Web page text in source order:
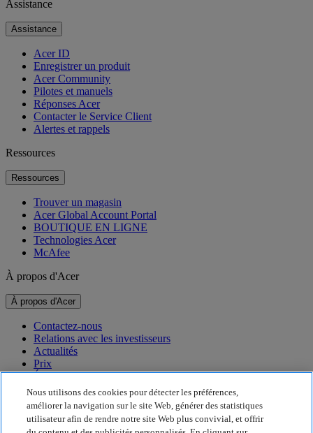
Assistance
Assistance
Acer ID
Enregistrer un produit
Acer Community
Pilotes et manuels
Réponses Acer
Contacter le Service Client
Alertes et rappels
Ressources
Ressources
Trouver un magasin
Acer Global Account Portal
BOUTIQUE EN LIGNE
Technologies Acer
McAfee
À propos d'Acer
À propos d'Acer
Contactez-nous
Relations avec les investisseurs
Actualités
Prix
Événements
Développement durable
Développement durable
Nous utilisons des cookies pour détecter les préférences,
améliorer la navigation sur le site Web, générer des statistiques
utilisateur afin de rendre notre site Web plus convivial, et offrir